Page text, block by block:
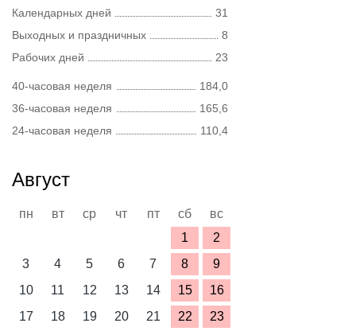
Календарных дней
31
Выходных и праздничных
8
Рабочих дней
23
40-часовая неделя
184,0
36-часовая неделя
165,6
24-часовая неделя
110,4
Август
пн вт ср чт пт сб
вс
1
2
3
4 5 6 7 8
9
10
11 12 13 14 15
16
17
18 19 20 21 22
23